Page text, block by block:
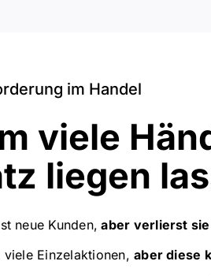
im Handel
viele
liegen
neue Kunden, aber verlierst
viele Einzelaktionen,aber diese